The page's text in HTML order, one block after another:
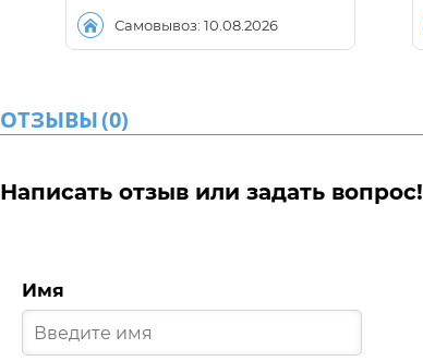
Самовывоз: 10.08.2026
ОТЗЫВЫ(0)
Написать отзыв или задать вопрос!
Имя